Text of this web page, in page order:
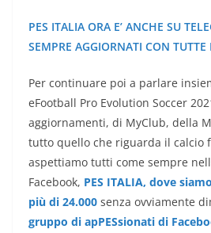
PES ITALIA ORA E’ ANCHE SU
SEMPRE AGGIORNATI CON
Per continuare poi a parlare
eFootball Pro Evolution Soccer
aggiornamenti, di MyClub, della
tutto quello che riguarda il calcio
aspettiamo tutti come sempre
Facebook, PES ITALIA, dove
più di 24.000 senza ovviamente
gruppo di apPESsionati di